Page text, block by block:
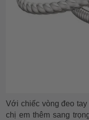
Với chiếc vòng đeo
chị em thêm sang